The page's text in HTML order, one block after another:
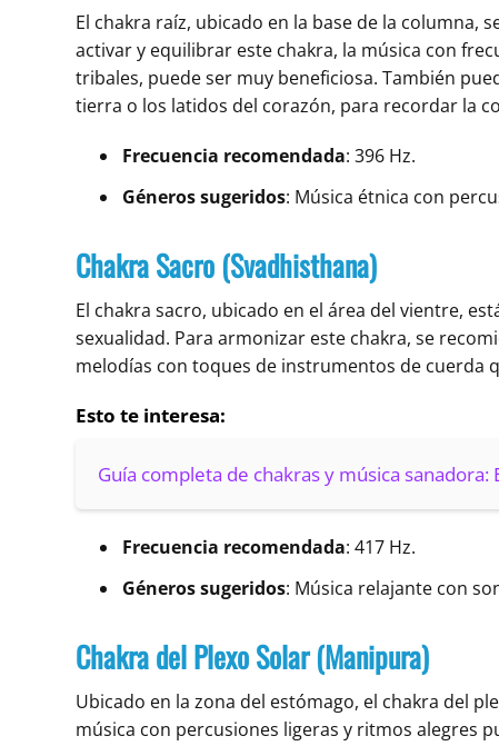
El chakra raíz, ubicado en la base de la columna,
activar y equilibrar este chakra, la música con
tribales, puede ser muy beneficiosa. También
tierra o los latidos del corazón, para recordar la
Frecuencia recomendada: 396 Hz.
Géneros sugeridos: Música étnica con
Chakra Sacro (Svadhisthana)
El chakra sacro, ubicado en el área del vientre,
sexualidad. Para armonizar este chakra, se
melodías con toques de instrumentos de cuerda
Esto te interesa:
Guía completa de chakras y música sanadora:
Frecuencia recomendada: 417 Hz.
Géneros sugeridos: Música relajante con
Chakra del Plexo Solar (Manipura)
Ubicado en la zona del estómago, el chakra del
música con percusiones ligeras y ritmos alegres